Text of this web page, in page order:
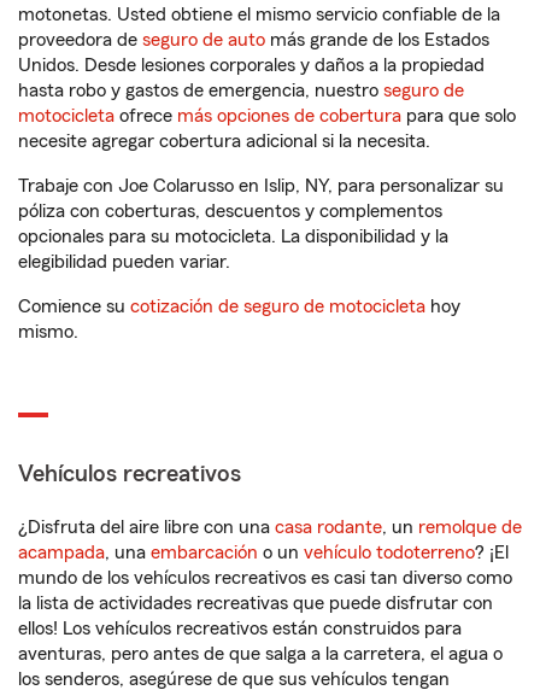
motonetas. Usted obtiene el mismo servicio confiable de la
proveedora de seguro de auto más grande de los Estados
Unidos. Desde lesiones corporales y daños a la propiedad
hasta robo y gastos de emergencia, nuestro seguro de
motocicleta ofrece más opciones de cobertura para que solo
necesite agregar cobertura adicional si la necesita.
Trabaje con Joe Colarusso en Islip, NY, para personalizar su
póliza con coberturas, descuentos y complementos
opcionales para su motocicleta. La disponibilidad y la
elegibilidad pueden variar.
Comience su cotización de seguro de motocicleta hoy
mismo.
Vehículos recreativos
¿Disfruta del aire libre con una casa rodante, un remolque de
acampada, una embarcación o un vehículo todoterreno? ¡El
mundo de los vehículos recreativos es casi tan diverso como
la lista de actividades recreativas que puede disfrutar con
ellos! Los vehículos recreativos están construidos para
aventuras, pero antes de que salga a la carretera, el agua o
los senderos, asegúrese de que sus vehículos tengan